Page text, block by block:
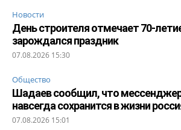
Новости
День строителя отмечает 70-
зарождался праздник
07.08.2026 15:30
Общество
Шадаев сообщил, что
навсегда сохранится в жизни
07.08.2026 15:01